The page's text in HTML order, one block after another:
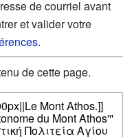
de courriel avant
et valider votre
.
de cette page.